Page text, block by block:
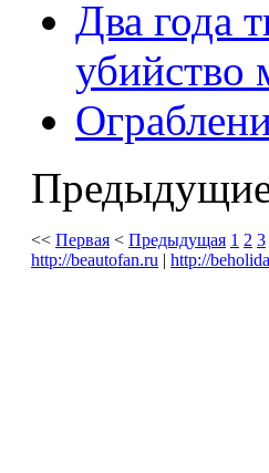
Два года
убийство
<< Первая < Предыдущая 1 2 3
http://beautofan.ru | http://